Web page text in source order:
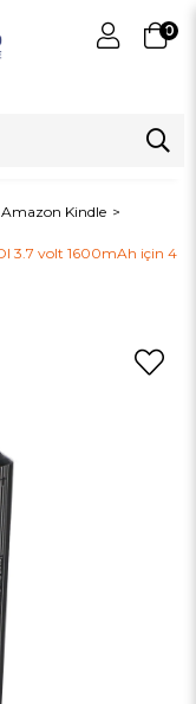
0
Amazon Kindle
3.7 volt 1600mAh için 4